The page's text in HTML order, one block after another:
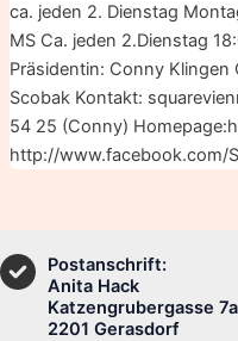
ca. jeden 2. Dienstag
MS Ca. jeden 2.Dienstag
Präsidentin: Conny Klingen
Scobak Kontakt:
54 25 (Conny)
http://www.facebook.com/
Postanschrift:
Anita Hack
Katzengrubergasse 7a
2201 Gerasdorf